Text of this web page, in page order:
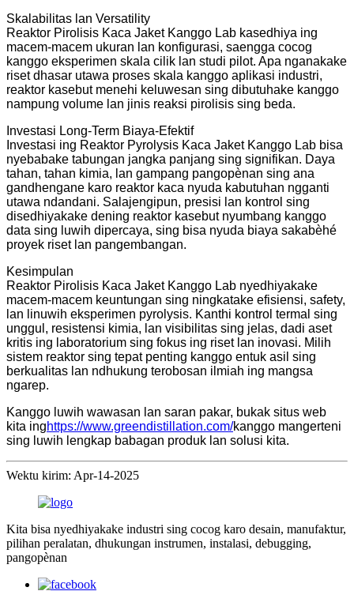
Skalabilitas lan Versatility
Reaktor Pirolisis Kaca Jaket Kanggo Lab kasedhiya ing
macem-macem ukuran lan konfigurasi, saengga cocog
kanggo eksperimen skala cilik lan studi pilot. Apa nganakake
riset dhasar utawa proses skala kanggo aplikasi industri,
reaktor kasebut menehi keluwesan sing dibutuhake kanggo
nampung volume lan jinis reaksi pirolisis sing beda.
Investasi Long-Term Biaya-Efektif
Investasi ing Reaktor Pyrolysis Kaca Jaket Kanggo Lab bisa
nyebabake tabungan jangka panjang sing signifikan. Daya
tahan, tahan kimia, lan gampang pangopènan sing ana
gandhengane karo reaktor kaca nyuda kabutuhan ngganti
utawa ndandani. Salajengipun, presisi lan kontrol sing
disedhiyakake dening reaktor kasebut nyumbang kanggo
data sing luwih dipercaya, sing bisa nyuda biaya sakabèhé
proyek riset lan pangembangan.
Kesimpulan
Reaktor Pirolisis Kaca Jaket Kanggo Lab nyedhiyakake
macem-macem keuntungan sing ningkatake efisiensi, safety,
lan linuwih eksperimen pyrolysis. Kanthi kontrol termal sing
unggul, resistensi kimia, lan visibilitas sing jelas, dadi aset
kritis ing laboratorium sing fokus ing riset lan inovasi. Milih
sistem reaktor sing tepat penting kanggo entuk asil sing
berkualitas lan ndhukung terobosan ilmiah ing mangsa
ngarep.
Kanggo luwih wawasan lan saran pakar, bukak situs web
kita inghttps://www.greendistillation.com/kanggo mangerteni
sing luwih lengkap babagan produk lan solusi kita.
Wektu kirim: Apr-14-2025
Kita bisa nyedhiyakake industri sing cocog karo desain, manufaktur,
pilihan peralatan, dhukungan instrumen, instalasi, debugging,
pangopènan